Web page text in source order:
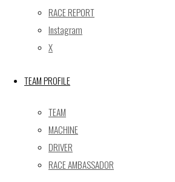
RACE REPORT
Instagram
X
TEAM PROFILE
TEAM
MACHINE
DRIVER
RACE AMBASSADOR
ア気味で、すぐに富田竜一郎と交代
の調子も良いようで、持ち込みのマ
っているようだ。車高を調整して今
計測を行い再び大草へ。より貪欲に
シミュレーションを行い、完璧なア
ッショントップタイムで終了した。